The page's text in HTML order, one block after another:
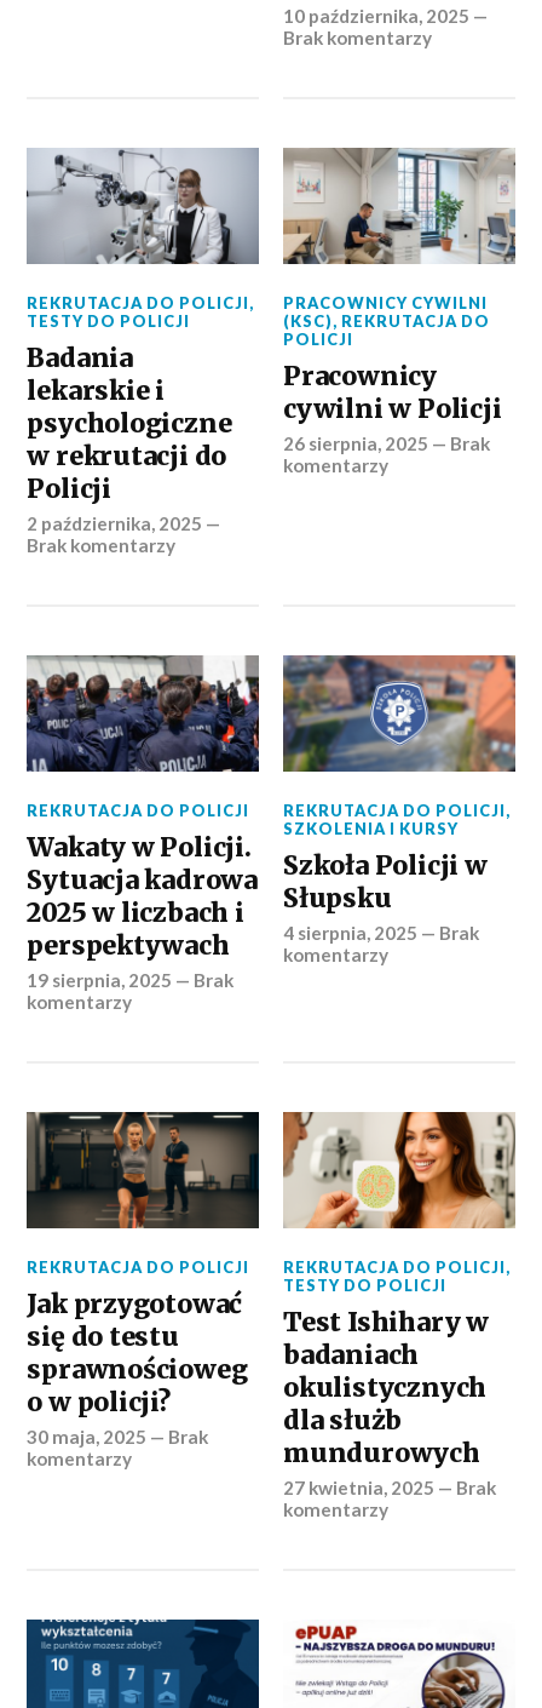
10 października, 2025 —
Brak komentarzy
REKRUTACJA DO POLICJI,
TESTY DO POLICJI
Badania
lekarskie i
psychologiczne
w rekrutacji do
Policji
2 października, 2025 —
Brak komentarzy
PRACOWNICY CYWILNI
(KSC), REKRUTACJA DO
POLICJI
Pracownicy
cywilni w Policji
26 sierpnia, 2025 — Brak
komentarzy
REKRUTACJA DO POLICJI
Wakaty w Policji.
Sytuacja kadrowa
2025 w liczbach i
perspektywach
19 sierpnia, 2025 — Brak
komentarzy
REKRUTACJA DO POLICJI,
SZKOLENIA I KURSY
Szkoła Policji w
Słupsku
4 sierpnia, 2025 — Brak
komentarzy
REKRUTACJA DO POLICJI
Jak przygotować
się do testu
sprawnościoweg
o w policji?
30 maja, 2025 — Brak
komentarzy
REKRUTACJA DO POLICJI,
TESTY DO POLICJI
Test Ishihary w
badaniach
okulistycznych
dla służb
mundurowych
27 kwietnia, 2025 — Brak
komentarzy